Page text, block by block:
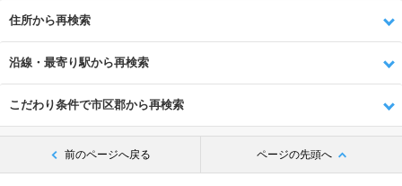
住所から再検索
沿線・最寄り駅から再検索
こだわり条件で市区郡から再検索
前のページへ戻る ページの先頭へ